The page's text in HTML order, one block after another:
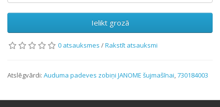
Ielikt grozā
0 atsauksmes /Rakstīt atsauksmi
Atslēgvārdi: Auduma padeves zobiņi JANOME šujmašīnai,730184003